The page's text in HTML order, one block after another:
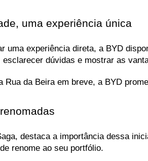
uma experiência única
uma experiência direta, a BYD
dúvidas e mostrar as
Rua da Beira em breve, a BYD
destaca a importância dessa
renome ao seu portfólio.